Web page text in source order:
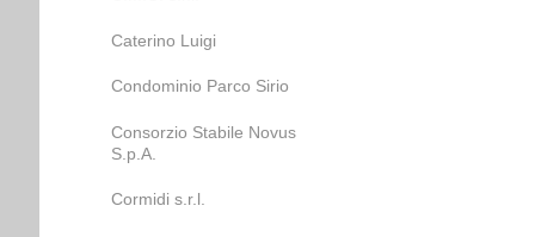
Caterino Luigi
Condominio Parco Sirio
Consorzio Stabile Novus
S.p.A.
Cormidi s.r.l.